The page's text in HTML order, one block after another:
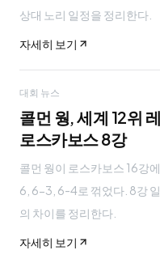
상대 노리 일정을 정리한다.
자세히 보기
대회 뉴스
콜먼 웡, 세계 12위
로스카보스 8강
콜먼 웡이 로스카보스 16강
6, 6-3, 6-4로 꺾었다. 8강
의 차이를 정리한다.
자세히 보기